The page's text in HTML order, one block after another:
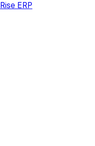
Rise ERP